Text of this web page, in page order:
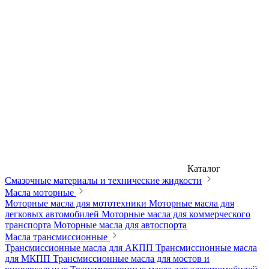
Каталог
Смазочные материалы и технические жидкости
Масла моторные
Моторные масла для мототехники Моторные масла для
легковых автомобилей Моторные масла для коммерческого
транспорта Моторные масла для автоспорта
Масла трансмиссионные
Трансмиссионные масла для АКПП Трансмиссионные масла
для МКПП Трансмиссионные масла для мостов и